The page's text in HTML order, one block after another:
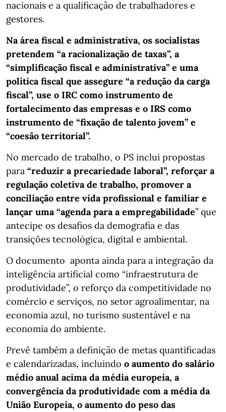
nacionais e a qualificação de trabalhadores e
gestores.
Na área fiscal e administrativa, os socialistas
pretendem “a racionalização de taxas”, a
“simplificação fiscal e administrativa” e uma
política fiscal que assegure “a redução da carga
fiscal”, use o IRC como instrumento de
fortalecimento das empresas e o IRS como
instrumento de “fixação de talento jovem” e
“coesão territorial”.
No mercado de trabalho, o PS inclui propostas
para “reduzir a precariedade laboral”, reforçar a
regulação coletiva de trabalho, promover a
conciliação entre vida profissional e familiar e
lançar uma “agenda para a empregabilidade” que
antecipe os desafios da demografia e das
transições tecnológica, digital e ambiental.
O documento aponta ainda para a integração da
inteligência artificial como “infraestrutura de
produtividade”, o reforço da competitividade no
comércio e serviços, no setor agroalimentar, na
economia azul, no turismo sustentável e na
economia do ambiente.
Prevê também a definição de metas quantificadas
e calendarizadas, incluindo o aumento do salário
médio anual acima da média europeia, a
convergência da produtividade com a média da
União Europeia, o aumento do peso das